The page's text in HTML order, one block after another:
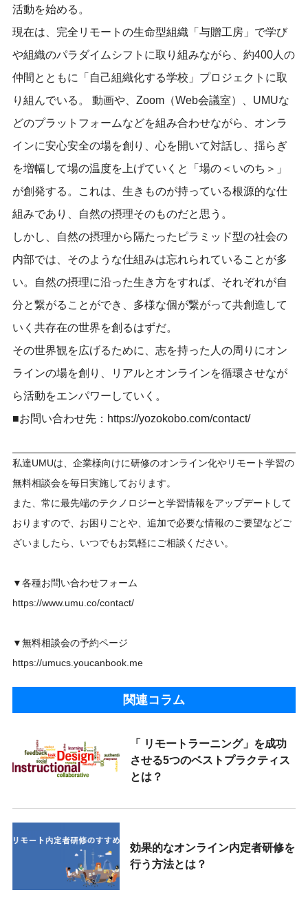
活動を始める。
現在は、完全リモートの生命型組織「与贈工房」で学び
や組織のパラダイムシフトに取り組みながら、約400人の
仲間とともに「自己組織化する学校」プロジェクトに取
り組んでいる。 動画や、Zoom（Web会議室）、UMUな
どのプラットフォームなどを組み合わせながら、オンラ
インに安心安全の場を創り、心を開いて対話し、揺らぎ
を増幅して場の温度を上げていくと「場の＜いのち＞」
が創発する。これは、生きものが持っている根源的な仕
組みであり、自然の摂理そのものだと思う。
しかし、自然の摂理から隔たったピラミッド型の社会の
内部では、そのような仕組みは忘れられていることが多
い。自然の摂理に沿った生き方をすれば、それぞれが自
分と繋がることができ、多様な個が繋がって共創造して
いく共存在の世界を創るはずだ。
その世界観を広げるために、志を持った人の周りにオン
ラインの場を創り、リアルとオンラインを循環させなが
ら活動をエンパワーしていく。
■お問い合わせ先：https://yozokobo.com/contact/
私達UMUは、企業様向けに研修のオンライン化やリモート学習の
無料相談会を毎日実施しております。
また、常に最先端のテクノロジーと学習情報をアップデートして
おりますので、お困りごとや、追加で必要な情報のご要望などご
ざいましたら、いつでもお気軽にご相談ください。
▼各種お問い合わせフォーム
https://www.umu.co/contact/
▼無料相談会の予約ページ
https://umucs.youcanbook.me
関連コラム
「 リモートラーニング」を成功
させる5つのベストプラクティス
とは？
効果的なオンライン内定者研修を
行う方法とは？